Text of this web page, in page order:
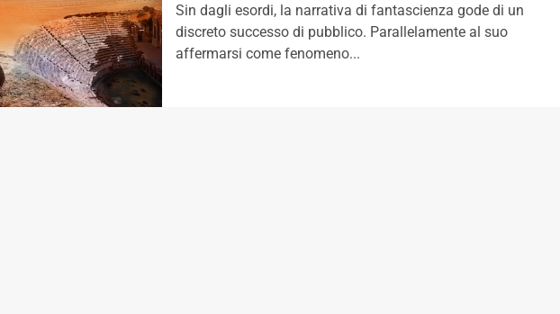
Sin dagli esordi, la narrativa di fantascienza gode di un
discreto successo di pubblico. Parallelamente al suo
affermarsi come fenomeno...